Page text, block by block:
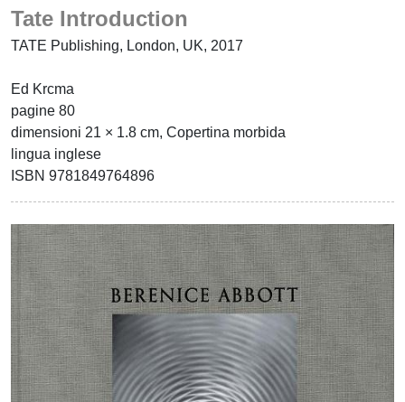
Tate Introduction
TATE Publishing, London, UK, 2017
Ed Krcma
pagine 80
dimensioni 21 × 1.8 cm, Copertina morbida
lingua inglese
ISBN 9781849764896